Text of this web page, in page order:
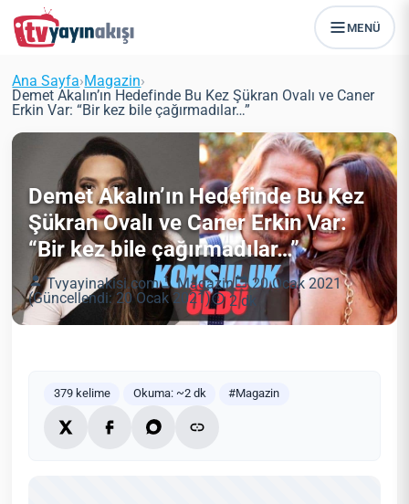
MENÜ
Ana Sayfa›Magazin›
Demet Akalın’ın Hedefinde Bu Kez Şükran Ovalı ve Caner
Erkin Var: “Bir kez bile çağırmadılar…”
Demet Akalın’ın Hedefinde Bu Kez
Şükran Ovalı ve Caner Erkin Var:
“Bir kez bile çağırmadılar…”
Tvyayinakisi.com Magazin
20 Ocak 2021
(Güncellendi: 20 Ocak 2021)
2 dk
379 kelime Okuma: ~2 dk #Magazin